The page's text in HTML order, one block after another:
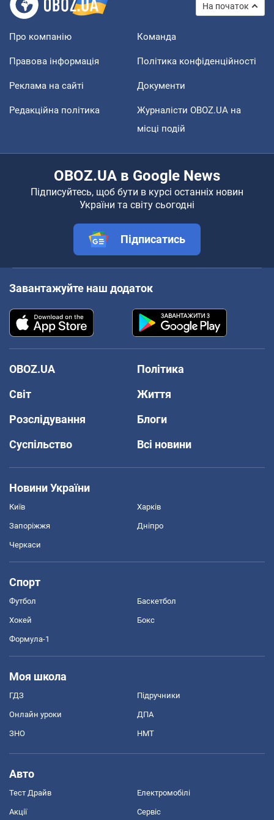
На початок
Про компанію Команда
Правова інформація Політика конфіденційності
Реклама на сайті Документи
Редакційна політика
Журналісти OBOZ.UA на
місці подій
OBOZ.UA в Google News
Підписуйтесь, щоб бути в курсі останніх новин
України та світу сьогодні
Підписатись
Завантажуйте наш додаток
OBOZ.UA
Політика
Світ
Життя
Розслідування
Блоги
Суспільство
Всі новини
Новини України
Київ Харків
Запоріжжя Дніпро
Черкаси
Спорт
Футбол Баскетбол
Хокей Бокс
Формула-1
Моя школа
ГДЗ Підручники
Онлайн уроки ДПА
ЗНО НМТ
Авто
Тест Драйв Електромобілі
Акції Сервіс